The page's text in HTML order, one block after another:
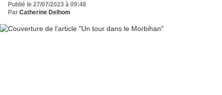
Publié le 27/07/2023 à 09:48
Par Catherine Delhom